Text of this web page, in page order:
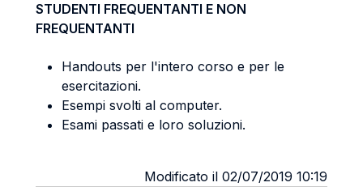
STUDENTI FREQUENTANTI E NON
FREQUENTANTI
Handouts per l'intero corso e per le
esercitazioni.
Esempi svolti al computer.
Esami passati e loro soluzioni.
Modificato il 02/07/2019 10:19